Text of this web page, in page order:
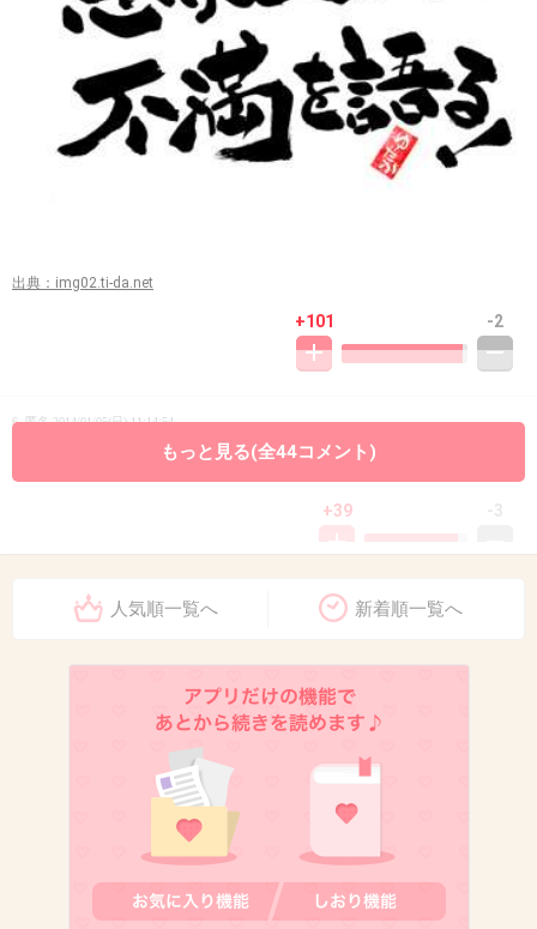
出典：img02.ti-da.net
+101 -2
6. 匿名2014/01/05(日) 11:14:54
+39
2014/01/05(日) 11:15:23
も、その甲斐あって試合で勝つことができた。
半年くらい続いて辛かったけど、目に見えて成
長を感じられて本当に感謝した。
そして卒業してから改めて振り返ると、毎日全
力の私に稽古をつけるのも楽じゃなかっただろ
うということが分かるから、本当にありがたか
ったなと思う。
もっと見る(全44コメント)
人気順一覧へ 新着順一覧へ